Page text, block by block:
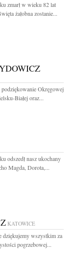
zmarł w wieku 82 lat
żałobna zostanie...
podziękowanie Okręgowej
Białej oraz...
odszedł nasz ukochany
Magda, Dorota,...
KATOWICE
dziękujemy wszystkim za
pogrzebowej...